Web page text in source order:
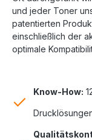
und jeder Toner
patentierten
einschließlich der
optimale
Know-How: